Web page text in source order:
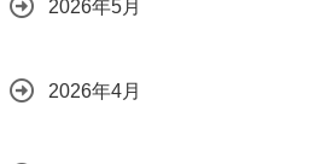
2026年5月
2026年4月